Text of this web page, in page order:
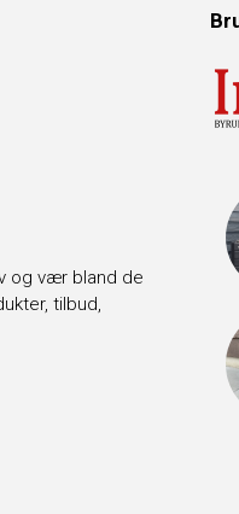
og vær bland de
tilbud,